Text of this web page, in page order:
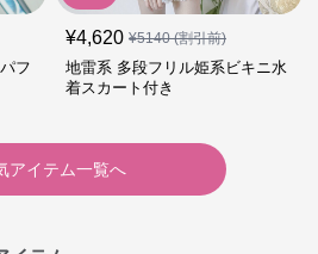
フ
¥4,620 ¥5140(割引前)
地雷系 多段フリル姫系ビキニ水
着スカート付き
アイテム一覧へ